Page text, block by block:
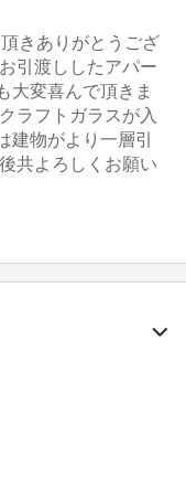
きありがとうござ
引渡ししたアパー
大変喜んで頂きま
ラフトガラスが入
建物がより一層引
共よろしくお願い